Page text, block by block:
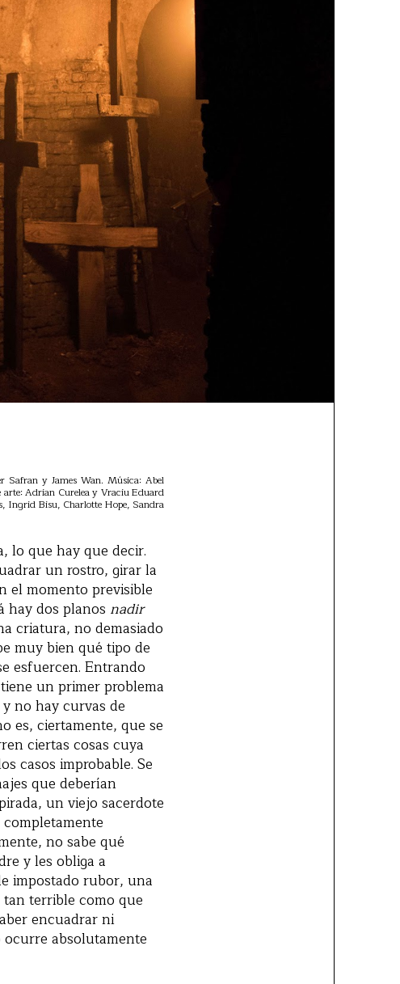
Safran y James Wan. Música: Abel
Adrian Curelea y Vraciu Eduard
Ingrid Bisu, Charlotte Hope, Sandra
lo que hay que decir.
un rostro, girar la
el momento previsible
hay dos planos nadir
criatura, no demasiado
muy bien qué tipo de
esfuercen. Entrando
un primer problema
no hay curvas de
es, ciertamente, que se
ciertas cosas cuya
casos improbable. Se
que deberían
un viejo sacerdote
no sabe qué
y les obliga a
impostado rubor, una
terrible como que
encuadrar ni
absolutamente